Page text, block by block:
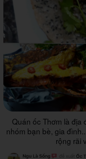
Quán ốc Thơm là địa
nhóm bạn bè, gia
rộng rãi